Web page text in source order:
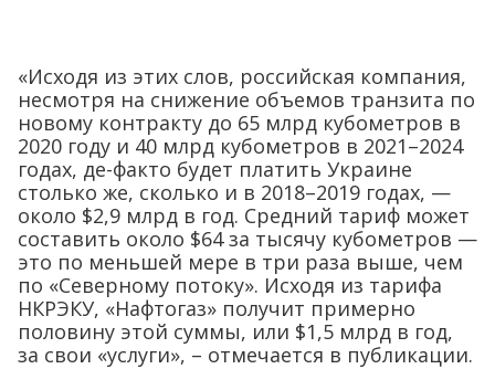
«Исходя из этих слов, российская компания,
несмотря на снижение объемов транзита по
новому контракту до 65 млрд кубометров в
2020 году и 40 млрд кубометров в 2021–2024
годах, де-факто будет платить Украине
столько же, сколько и в 2018–2019 годах, —
около $2,9 млрд в год. Средний тариф может
составить около $64 за тысячу кубометров —
это по меньшей мере в три раза выше, чем
по «Северному потоку». Исходя из тарифа
НКРЭКУ, «Нафтогаз» получит примерно
половину этой суммы, или $1,5 млрд в год,
за свои «услуги», – отмечается в публикации.